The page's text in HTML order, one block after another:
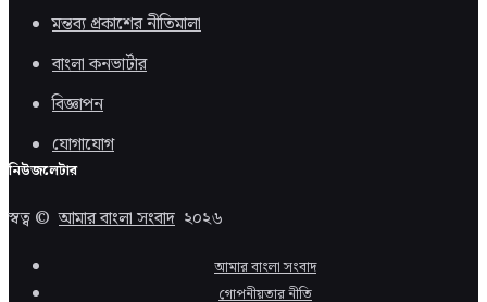
মন্তব্য প্রকাশের নীতিমালা
বাংলা কনভার্টার
বিজ্ঞাপন
যোগাযোগ
নিউজলেটার
স্বত্ব ©আমার বাংলা সংবাদ ২০২৬
আমার বাংলা সংবাদ
গোপনীয়তার নীতি